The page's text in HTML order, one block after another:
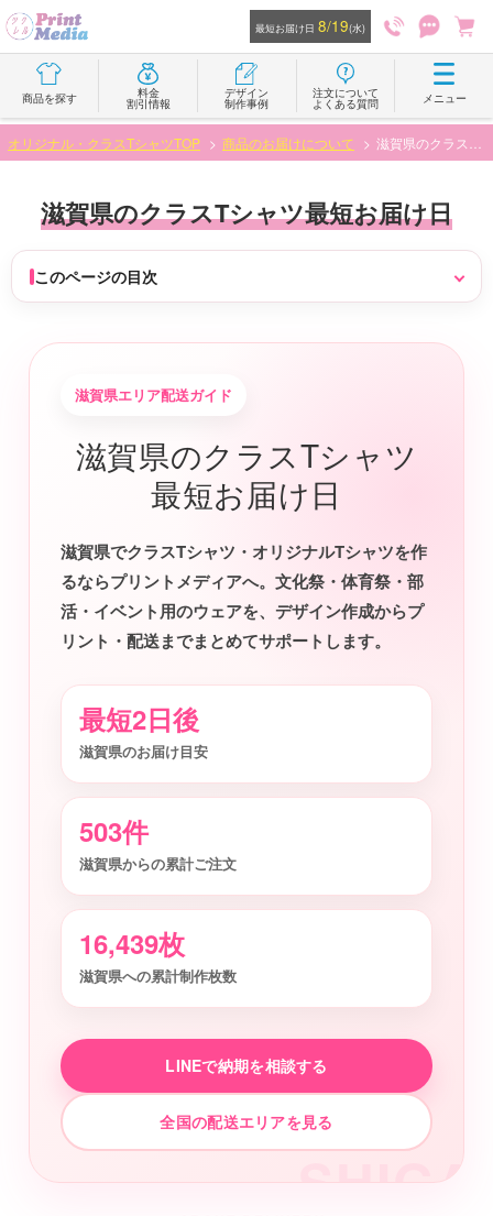
最短お届け日 8/19(水)
商品を探す 料金
割引情報
デザイン
制作事例
注文について
よくある質問 メニュー
オリジナル・クラスTシャツTOP 商品のお届けについて
滋賀県のクラスTシャツ最短お届け日
このページの目次
SHIGA
滋賀県エリア配送ガイド
滋賀県のクラスTシャツ
最短お届け日
滋賀県でクラスTシャツ・オリジナルTシャツを作
るならプリントメディアへ。文化祭・体育祭・部
活・イベント用のウェアを、デザイン作成からプ
リント・配送までまとめてサポートします。
最短2日後
滋賀県のお届け目安
503件
滋賀県からの累計ご注文
16,439枚
滋賀県への累計制作枚数
LINEで納期を相談する
全国の配送エリアを見る